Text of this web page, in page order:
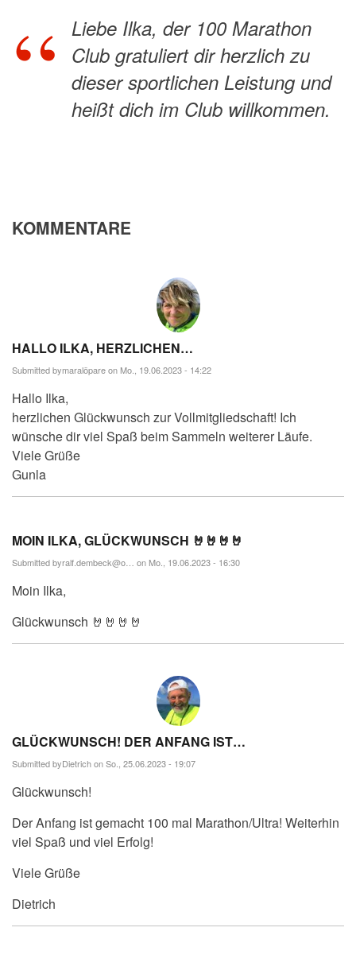
Liebe Ilka, der 100 Marathon
Club gratuliert dir herzlich zu
dieser sportlichen Leistung und
heißt dich im Club willkommen.
KOMMENTARE
HALLO ILKA, HERZLICHEN…
Submitted bymaralöpareon Mo., 19.06.2023 - 14:22
Hallo Ilka,
herzlichen Glückwunsch zur Vollmitgliedschaft! Ich
wünsche dir viel Spaß beim Sammeln weiterer Läufe.
Viele Grüße
Gunla
MOIN ILKA, GLÜCKWUNSCH 🤘🤘🤘🤘
Submitted byralf.dembeck@o… on Mo., 19.06.2023 - 16:30
Moin Ilka,
Glückwunsch 🤘🤘🤘🤘
GLÜCKWUNSCH! DER ANFANG IST…
Submitted byDietrichon So., 25.06.2023 - 19:07
Glückwunsch!
Der Anfang ist gemacht 100 mal Marathon/Ultra! Weiterhin
viel Spaß und viel Erfolg!
Viele Grüße
Dietrich